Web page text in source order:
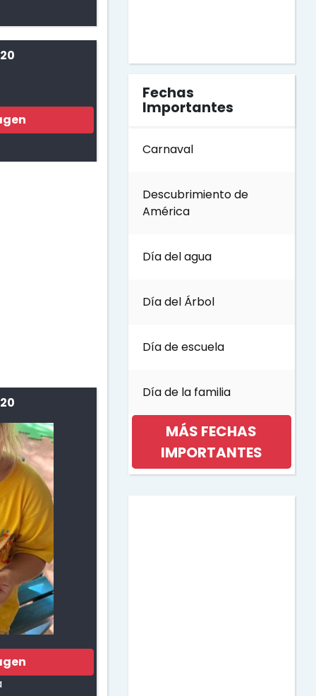
Fechas
Importantes
Carnaval
Descubrimiento de
América
Día del agua
Día del Árbol
Día de escuela
Día de la familia
MÁS FECHAS
IMPORTANTES